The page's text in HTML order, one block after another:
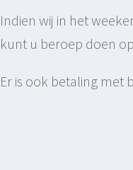
Indien wij in het
kunt u beroep doen
Er is ook betaling met